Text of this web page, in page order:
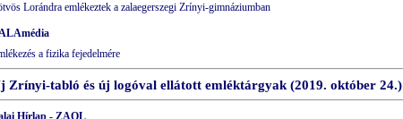
Lorándra emlékeztek a zalaegerszegi Zrínyi-gimnáziumban
a fizika fejedelmére
Zrínyi-tabló és új logóval ellátott emléktárgyak (2019. október 24.)
Hírlap - ZAOL